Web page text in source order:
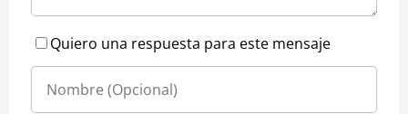
Quiero una respuesta para este mensaje